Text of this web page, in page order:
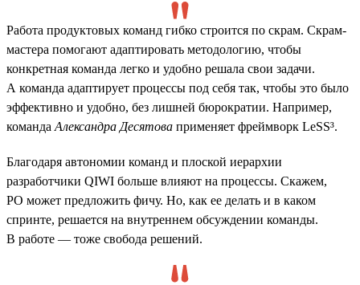
Работа продуктовых команд гибко строится по скрам. Скрам-
мастера помогают адаптировать методологию, чтобы
конкретная команда легко и удобно решала свои задачи.
А команда адаптирует процессы под себя так, чтобы это было
эффективно и удобно, без лишней бюрократии. Например,
команда Александра Десятова применяет фреймворк LeSS³.
Благодаря автономии команд и плоской иерархии
разработчики QIWI больше влияют на процессы. Скажем,
PO может предложить фичу. Но, как ее делать и в каком
спринте, решается на внутреннем обсуждении команды.
В работе — тоже свобода решений.